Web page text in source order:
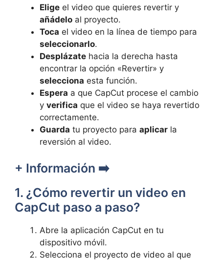
Elige el video que quieres revertir y
añádelo al proyecto.
Toca el video en la línea de tiempo para
seleccionarlo.
Desplázate hacia la derecha hasta
encontrar la opción «Revertir» y
selecciona esta función.
Espera a que CapCut procese el cambio
y verifica que el video se haya revertido
correctamente.
Guarda tu proyecto para aplicar la
reversión al video.
+ Información ➡️
1. ¿Cómo revertir un video en
CapCut paso a paso?
Abre la aplicación CapCut en tu
dispositivo móvil.
Selecciona el proyecto de video al que